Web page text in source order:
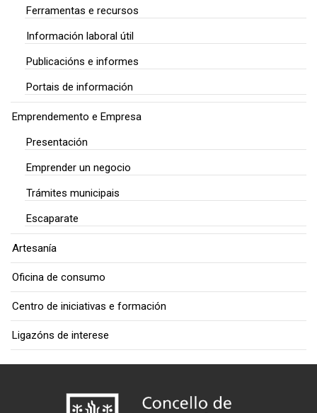
Ferramentas e recursos
Información laboral útil
Publicacións e informes
Portais de información
Emprendemento e Empresa
Presentación
Emprender un negocio
Trámites municipais
Escaparate
Artesanía
Oficina de consumo
Centro de iniciativas e formación
Ligazóns de interese